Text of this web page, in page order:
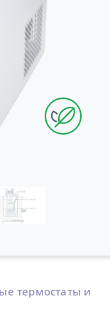
термостаты и